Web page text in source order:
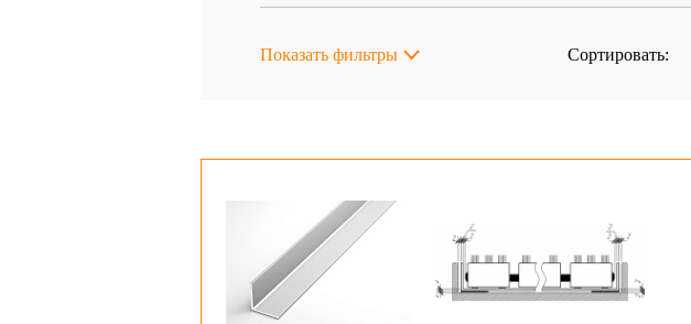
Показать фильтры Сортировать: